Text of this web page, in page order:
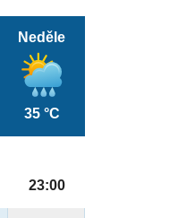
Neděle
35 °C
23:00